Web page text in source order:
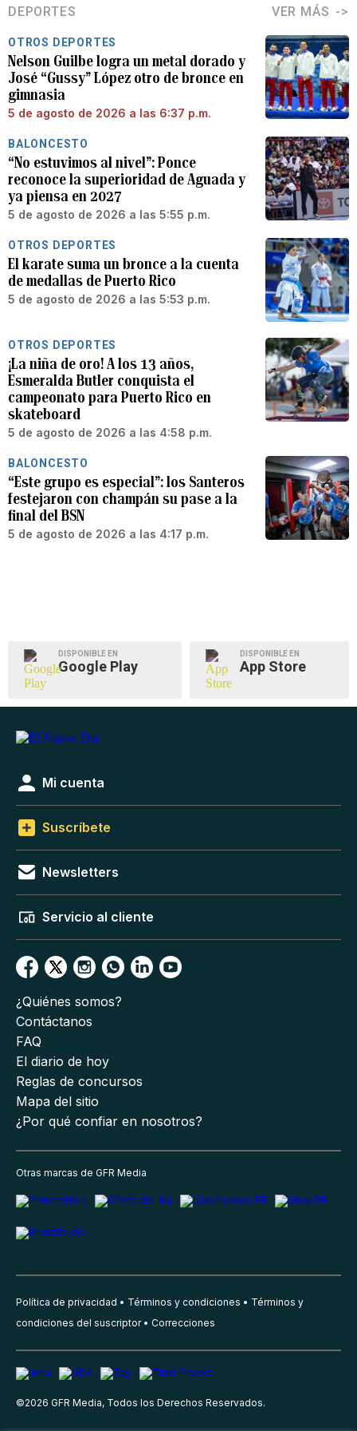
DEPORTES VER MÁS
OTROS DEPORTES
Nelson Guilbe logra un metal dorado y
José “Gussy” López otro de bronce en
gimnasia
5 de agosto de 2026 a las 6:37 p.m.
BALONCESTO
“No estuvimos al nivel”: Ponce
reconoce la superioridad de Aguada y
ya piensa en 2027
5 de agosto de 2026 a las 5:55 p.m.
OTROS DEPORTES
El karate suma un bronce a la cuenta
de medallas de Puerto Rico
5 de agosto de 2026 a las 5:53 p.m.
OTROS DEPORTES
¡La niña de oro! A los 13 años,
Esmeralda Butler conquista el
campeonato para Puerto Rico en
skateboard
5 de agosto de 2026 a las 4:58 p.m.
BALONCESTO
“Este grupo es especial”: los Santeros
festejaron con champán su pase a la
final del BSN
5 de agosto de 2026 a las 4:17 p.m.
DISPONIBLE EN
Google Play
DISPONIBLE EN
App Store
Mi cuenta
Suscríbete
Newsletters
Servicio al cliente
¿Quiénes somos?
Contáctanos
FAQ
El diario de hoy
Reglas de concursos
Mapa del sitio
¿Por qué confiar en nosotros?
Otras marcas de GFR Media
Política de privacidad Términos y condiciones
Términos y
condiciones del suscriptor
Correcciones
©2026 GFR Media, Todos los Derechos Reservados.